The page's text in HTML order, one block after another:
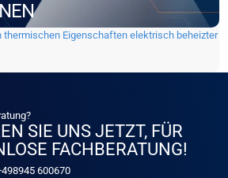
thermischen Eigenschaften elektrisch beheizter
SIE UNS JETZT, FÜR
FACHBERATUNG!
600670